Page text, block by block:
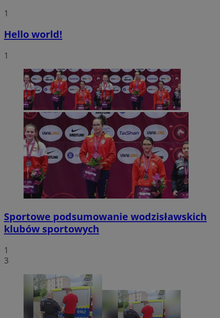
1
Hello world!
1
Sportowe podsumowanie wodzisławskich
klubów sportowych
1
3